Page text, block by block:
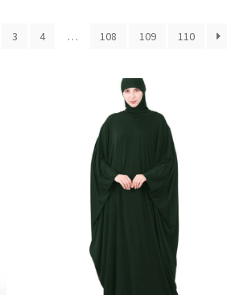
3 4 … 108 109 110